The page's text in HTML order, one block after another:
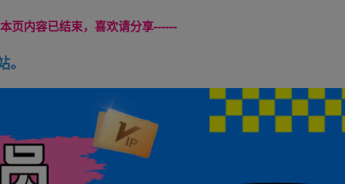
页内容已结束，喜欢请分享------